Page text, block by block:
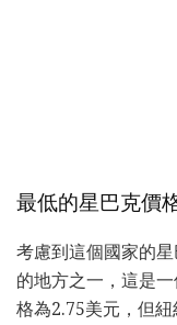
最低的星巴克價
考慮到這個國家的
的地方之一，這是
格為2.75美元，但